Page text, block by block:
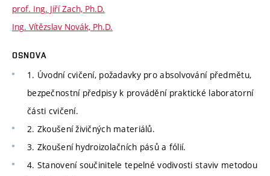
prof. Ing. Jiří Zach, Ph.D.
Ing. Vítězslav Novák, Ph.D.
OSNOVA
1. Úvodní cvičení, požadavky pro absolvování předmětu,
bezpečnostní předpisy k provádění praktické laboratorní
části cvičení.
2. Zkoušení živičných materiálů.
3. Zkoušení hydroizolačních pásů a fólií.
4. Stanovení součinitele tepelné vodivosti staviv metodou